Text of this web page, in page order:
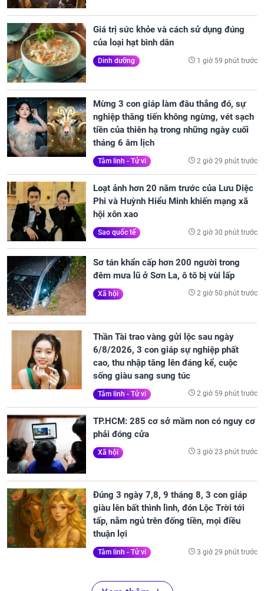
Giá trị sức khỏe và cách sử dụng đúng
của loại hạt bình dân
Dinh dưỡng 1 giờ 59 phút trước
Mừng 3 con giáp làm đâu thắng đó, sự
nghiệp thăng tiến không ngừng, vét sạch
tiền của thiên hạ trong những ngày cuối
tháng 6 âm lịch
Tâm linh - Tử vi 2 giờ 29 phút trước
Loạt ảnh hơn 20 năm trước của Lưu Diệc
Phi và Huỳnh Hiểu Minh khiến mạng xã
hội xôn xao
Sao quốc tế 2 giờ 30 phút trước
Sơ tán khẩn cấp hơn 200 người trong
đêm mưa lũ ở Sơn La, ô tô bị vùi lấp
Xã hội 2 giờ 50 phút trước
Thần Tài trao vàng gửi lộc sau ngày
6/8/2026, 3 con giáp sự nghiệp phất
cao, thu nhập tăng lên đáng kể, cuộc
sống giàu sang sung túc
Tâm linh - Tử vi 2 giờ 59 phút trước
TP.HCM: 285 cơ sở mầm non có nguy cơ
phải đóng cửa
Xã hội 3 giờ 23 phút trước
Đúng 3 ngày 7,8, 9 tháng 8, 3 con giáp
giàu lên bất thình lình, đón Lộc Trời tới
tấp, nằm ngủ trên đống tiền, mọi điều
thuận lợi
Tâm linh - Tử vi 3 giờ 29 phút trước